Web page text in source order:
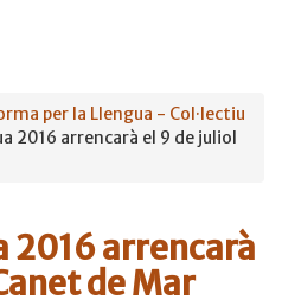
per la Llengua - Col·lectiu
2016 arrencarà el 9 de juliol
2016 arrencarà
de Mar